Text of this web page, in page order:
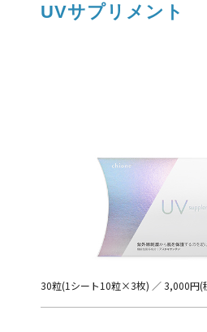
UVサプリメント
30粒(1シート10粒×3枚) ／ 3,000円(